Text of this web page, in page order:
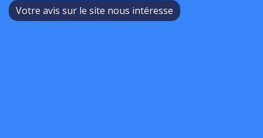
Votre avis sur le site nous intéresse